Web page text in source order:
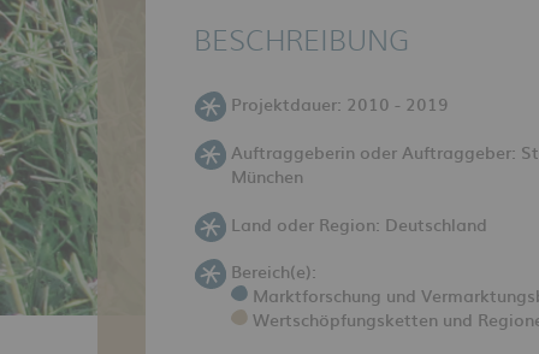
BESCHREIBUNG
Projektdauer: 2010 - 2019
Auftraggeberin oder Auftraggeber:
München
Land oder Region: Deutschland
Bereich(e):
Marktforschung und
Wertschöpfungsketten und